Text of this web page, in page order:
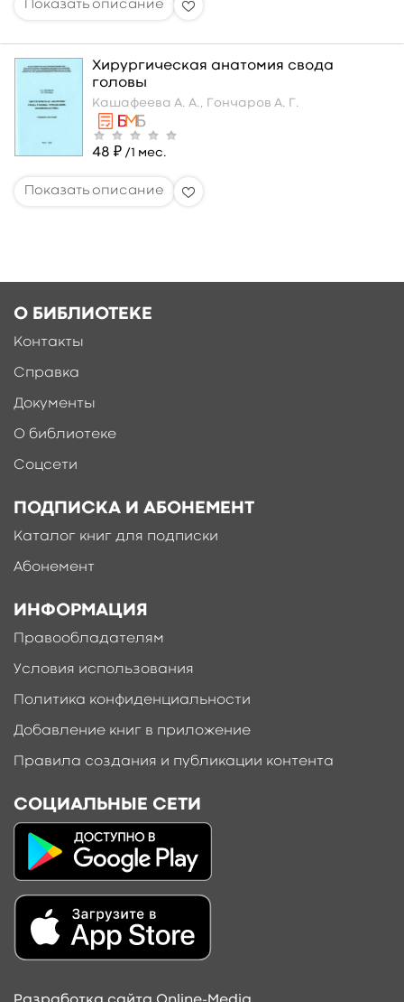
Хирургическая анатомия свода
головы
Кашафеева А. А., Гончаров А. Г.
48 ₽ /1 мес.
О БИБЛИОТЕКЕ
Контакты
Справка
Документы
О библиотеке
Соцсети
ПОДПИСКА И АБОНЕМЕНТ
Каталог книг для подписки
Абонемент
ИНФОРМАЦИЯ
Правообладателям
Условия использования
Политика конфиденциальности
Добавление книг в приложение
Правила создания и публикации контента
СОЦИАЛЬНЫЕ СЕТИ